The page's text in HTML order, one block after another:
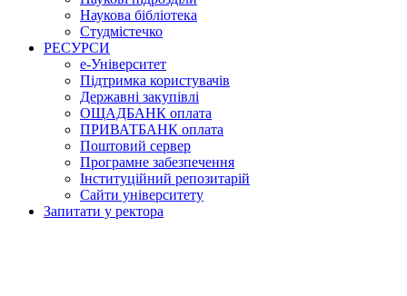
Наукова бібліотека
Студмістечко
РЕСУРСИ
е-Університет
Підтримка користувачів
Державні закупівлі
ОЩАДБАНК оплата
ПРИВАТБАНК оплата
Поштовий сервер
Програмне забезпечення
Інституційний репозитарій
Сайти університету
Запитати у ректора